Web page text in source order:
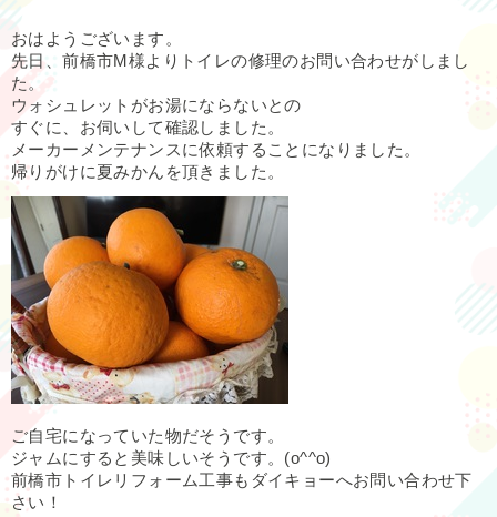
おはようございます。
先日、前橋市M様よりトイレの修理のお問い合わせがしまし
た。
ウォシュレットがお湯にならないとの
すぐに、お伺いして確認しました。
メーカーメンテナンスに依頼することになりました。
帰りがけに夏みかんを頂きました。
ご自宅になっていた物だそうです。
ジャムにすると美味しいそうです。(o^^o)
前橋市トイレリフォーム工事もダイキョーへお問い合わせ下
さい！